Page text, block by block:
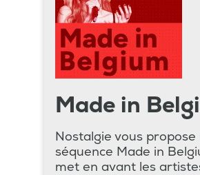
Made in
Nostalgie vous propose
séquence Made in
met en avant les